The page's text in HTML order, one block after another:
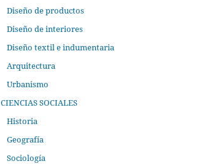
Diseño de productos
Diseño de interiores
Diseño textil e indumentaria
Arquitectura
Urbanismo
CIENCIAS SOCIALES
Historia
Geografía
Sociología